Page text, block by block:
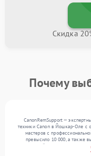
Скидка
Почему
CanonRemSupport —
техники Canon в Йошкар-Оле с
мастеров с
превысило 10 000, а также
сервисный центр поступает
различного уровня